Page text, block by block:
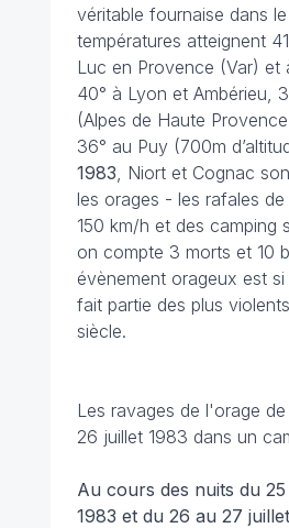
véritable fournaise dans
températures atteignent
Luc en Provence (Var) et
40° à Lyon et Ambérieu,
(Alpes de Haute
36° au Puy (700m
1983 , Niort et Cognac
les orages - les rafales
150 km/h et des camping
on compte 3 morts et 10
évènement orageux est
fait partie des plus
siècle.
Les ravages de l'orage
26 juillet 1983 dans un
Au cours des nuits du
1983 et du 26 au 27